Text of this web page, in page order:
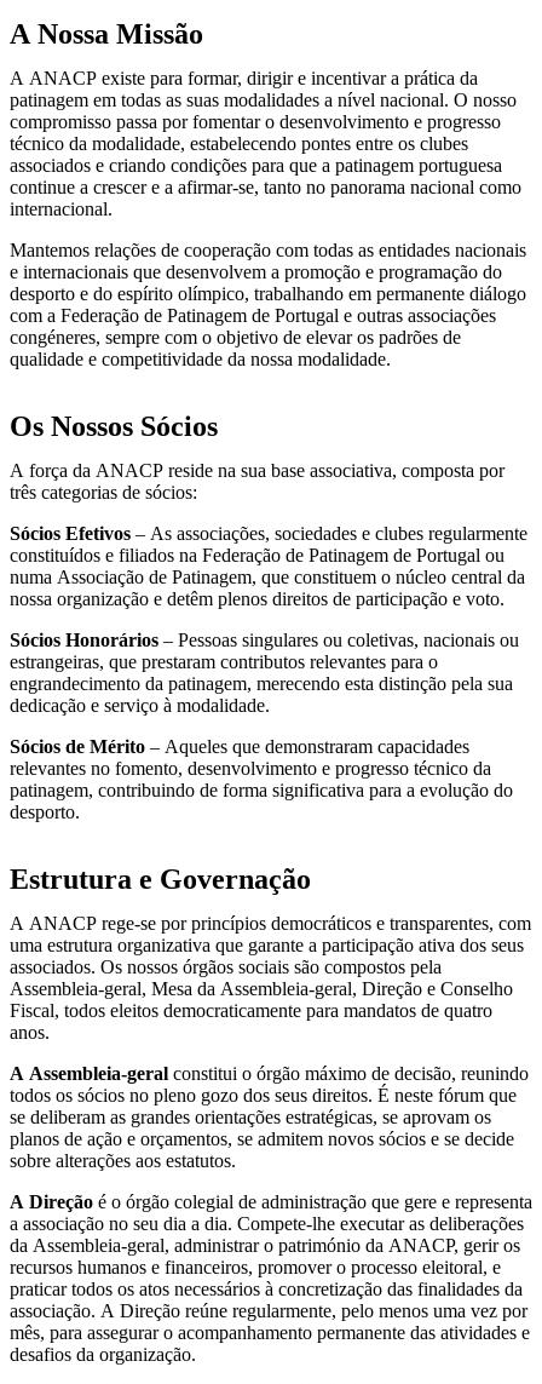
A Nossa Missão​
A ANACP existe para formar, dirigir e incentivar a prática da
patinagem em todas as suas modalidades a nível nacional. O nosso
compromisso passa por fomentar o desenvolvimento e progresso
técnico da modalidade, estabelecendo pontes entre os clubes
associados e criando condições para que a patinagem portuguesa
continue a crescer e a afirmar-se, tanto no panorama nacional como
internacional.
Mantemos relações de cooperação com todas as entidades nacionais
e internacionais que desenvolvem a promoção e programação do
desporto e do espírito olímpico, trabalhando em permanente diálogo
com a Federação de Patinagem de Portugal e outras associações
congéneres, sempre com o objetivo de elevar os padrões de
qualidade e competitividade da nossa modalidade.
Os Nossos Sócios
A força da ANACP reside na sua base associativa, composta por
três categorias de sócios:
Sócios Efetivos – As associações, sociedades e clubes regularmente
constituídos e filiados na Federação de Patinagem de Portugal ou
numa Associação de Patinagem, que constituem o núcleo central da
nossa organização e detêm plenos direitos de participação e voto.
Sócios Honorários – Pessoas singulares ou coletivas, nacionais ou
estrangeiras, que prestaram contributos relevantes para o
engrandecimento da patinagem, merecendo esta distinção pela sua
dedicação e serviço à modalidade.
Sócios de Mérito – Aqueles que demonstraram capacidades
relevantes no fomento, desenvolvimento e progresso técnico da
patinagem, contribuindo de forma significativa para a evolução do
desporto.
Estrutura e Governação
A ANACP rege-se por princípios democráticos e transparentes, com
uma estrutura organizativa que garante a participação ativa dos seus
associados. Os nossos órgãos sociais são compostos pela
Assembleia-geral, Mesa da Assembleia-geral, Direção e Conselho
Fiscal, todos eleitos democraticamente para mandatos de quatro
anos.
A Assembleia-geral constitui o órgão máximo de decisão, reunindo
todos os sócios no pleno gozo dos seus direitos. É neste fórum que
se deliberam as grandes orientações estratégicas, se aprovam os
planos de ação e orçamentos, se admitem novos sócios e se decide
sobre alterações aos estatutos.
A Direção é o órgão colegial de administração que gere e representa
a associação no seu dia a dia. Compete-lhe executar as deliberações
da Assembleia-geral, administrar o património da ANACP, gerir os
recursos humanos e financeiros, promover o processo eleitoral, e
praticar todos os atos necessários à concretização das finalidades da
associação. A Direção reúne regularmente, pelo menos uma vez por
mês, para assegurar o acompanhamento permanente das atividades e
desafios da organização.